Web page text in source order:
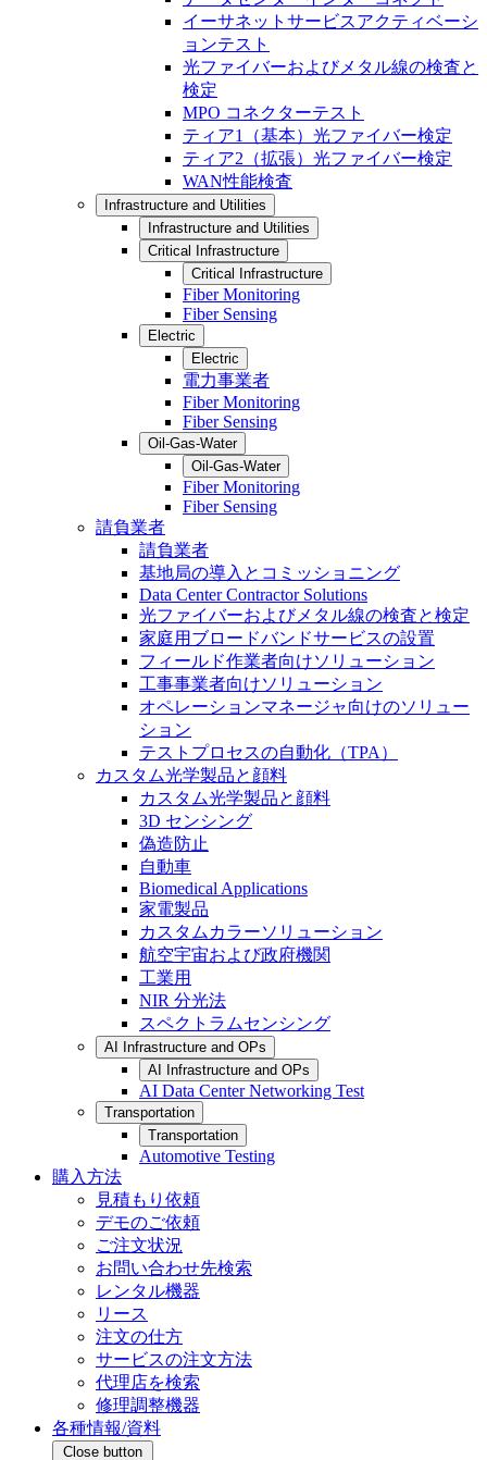
イーサネットサービスアクティベーシ
ョンテスト
光ファイバーおよびメタル線の検査と
検定
MPO コネクターテスト
ティア1（基本）光ファイバー検定
ティア2（拡張）光ファイバー検定
WAN性能検査
Infrastructure and Utilities
Infrastructure and Utilities
Critical Infrastructure
Critical Infrastructure
Fiber Monitoring
Fiber Sensing
Electric
Electric
電力事業者
Fiber Monitoring
Fiber Sensing
Oil-Gas-Water
Oil-Gas-Water
Fiber Monitoring
Fiber Sensing
請負業者
請負業者
基地局の導入とコミッショニング
Data Center Contractor Solutions
光ファイバーおよびメタル線の検査と検定
家庭用ブロードバンドサービスの設置
フィールド作業者向けソリューション
工事事業者向けソリューション
オペレーションマネージャ向けのソリュー
ション
テストプロセスの自動化（TPA）
カスタム光学製品と顔料
カスタム光学製品と顔料
3D センシング
偽造防止
自動車
Biomedical Applications
家電製品
カスタムカラーソリューション
航空宇宙および政府機関
工業用
NIR 分光法
スペクトラムセンシング
AI Infrastructure and OPs
AI Infrastructure and OPs
AI Data Center Networking Test
Transportation
Transportation
Automotive Testing
購入方法
見積もり依頼
デモのご依頼
ご注文状況
お問い合わせ先検索
レンタル機器
リース
注文の仕方
サービスの注文方法
代理店を検索
修理調整機器
各種情報/資料
Close button